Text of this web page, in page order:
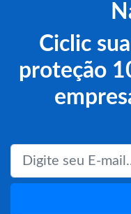
Ciclic
proteção